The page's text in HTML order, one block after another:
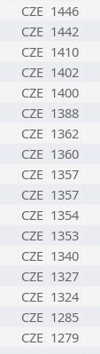
CZE 1446
CZE 1442
CZE 1410
CZE 1402
CZE 1400
CZE 1388
CZE 1362
CZE 1360
CZE 1357
CZE 1357
CZE 1354
CZE 1353
CZE 1340
CZE 1327
CZE 1324
CZE 1285
CZE 1279